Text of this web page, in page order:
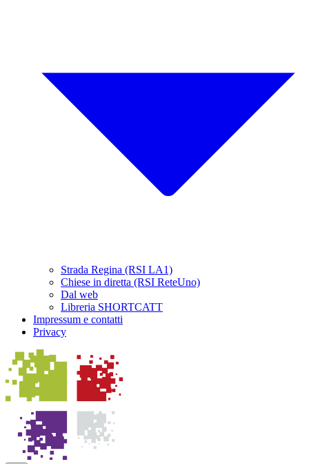
Strada Regina (RSI LA1)
Chiese in diretta (RSI ReteUno)
Dal web
Libreria SHORTCATT
Impressum e contatti
Privacy